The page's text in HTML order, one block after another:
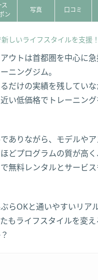
ス
ン
写真 口コミ
しいライフスタイルを支援！
ウトは首都圏を中心に
ニングジム。
だけの実績を残してい
い低価格でトレーニン
ありながら、モデルや
どプログラムの質が高
無料レンタルとサービ
らOKと通いやすいリア
もライフスタイルを変